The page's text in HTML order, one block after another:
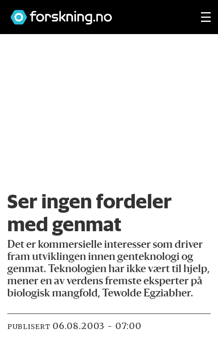
Ser ingen fordeler
med genmat
Det er kommersielle interesser som driver
fram utviklingen innen genteknologi og
genmat. Teknologien har ikke vært til hjelp,
mener en av verdens fremste eksperter på
biologisk mangfold, Tewolde Egziabher.
PUBLISERT 06.08.2003 - 07:00